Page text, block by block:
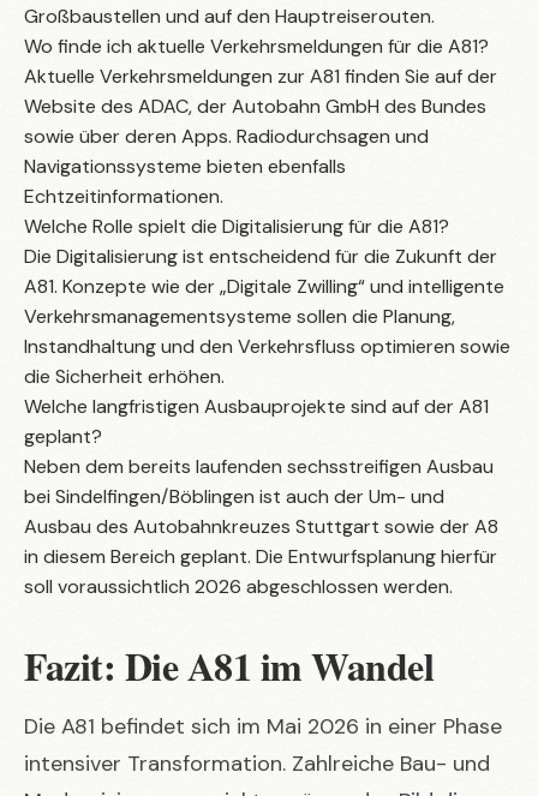
Großbaustellen und auf den Hauptreiserouten.
Wo finde ich aktuelle Verkehrsmeldungen für die A81?
Aktuelle Verkehrsmeldungen zur A81 finden Sie auf der
Website des ADAC, der Autobahn GmbH des Bundes
sowie über deren Apps. Radiodurchsagen und
Navigationssysteme bieten ebenfalls
Echtzeitinformationen.
Welche Rolle spielt die Digitalisierung für die A81?
Die Digitalisierung ist entscheidend für die Zukunft der
A81. Konzepte wie der „Digitale Zwilling“ und intelligente
Verkehrsmanagementsysteme sollen die Planung,
Instandhaltung und den Verkehrsfluss optimieren sowie
die Sicherheit erhöhen.
Welche langfristigen Ausbauprojekte sind auf der A81
geplant?
Neben dem bereits laufenden sechsstreifigen Ausbau
bei Sindelfingen/Böblingen ist auch der Um- und
Ausbau des Autobahnkreuzes Stuttgart sowie der A8
in diesem Bereich geplant. Die Entwurfsplanung hierfür
soll voraussichtlich 2026 abgeschlossen werden.
Fazit: Die A81 im Wandel
Die A81 befindet sich im Mai 2026 in einer Phase
intensiver Transformation. Zahlreiche Bau- und